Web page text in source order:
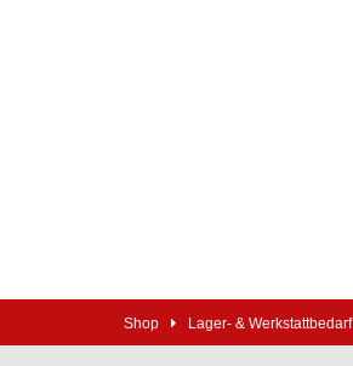
Shop Lager- & Werkstattbedarf